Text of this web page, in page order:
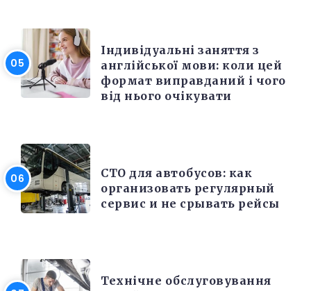
Індивідуальні заняття з
англійської мови: коли цей
формат виправданий і чого
від нього очікувати
СТО для автобусов: как
организовать регулярный
сервис и не срывать рейсы
Технічне обслуговування